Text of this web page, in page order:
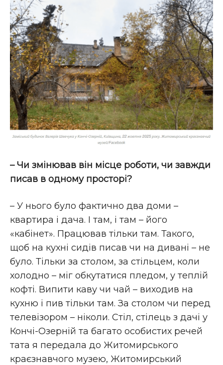
– Чи змінював він місце роботи, чи завжди
писав в одному просторі?
– У нього було фактично два доми –
квартира і дача. І там, і там – його
«кабінет». Працював тільки там. Такого,
щоб на кухні сидів писав чи на дивані – не
було. Тільки за столом, за стільцем, коли
холодно – міг обкутатися пледом, у теплій
кофті. Випити каву чи чай – виходив на
кухню і пив тільки там. За столом чи перед
телевізором – ніколи. Стіл, стілець з дачі у
Кончі-Озерній та багато особистих речей
тата я передала до Житомирського
краєзнавчого музею, Житомирський